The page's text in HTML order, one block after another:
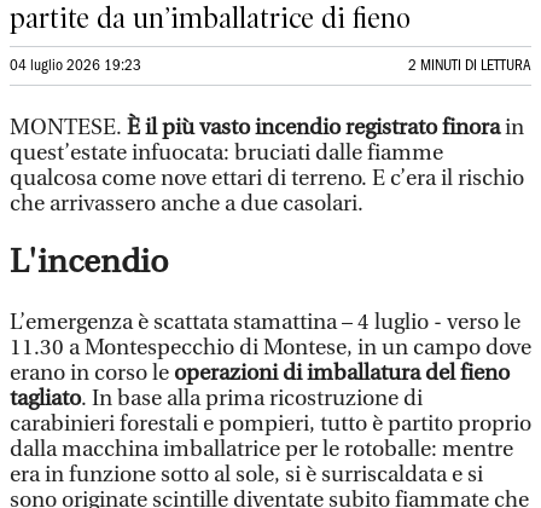
partite da un’imballatrice di fieno
04 luglio 2026 19:23 2 MINUTI DI LETTURA
MONTESE. È il più vasto incendio registrato finorain
quest’estate infuocata: bruciati dalle fiamme
qualcosa come nove ettari di terreno. E c’era il rischio
che arrivassero anche a due casolari.
L'incendio
L’emergenza è scattata stamattina – 4 luglio - verso le
11.30 a Montespecchio di Montese, in un campo dove
erano in corso le operazioni di imballatura del fieno
tagliato. In base alla prima ricostruzione di
carabinieri forestali e pompieri, tutto è partito proprio
dalla macchina imballatrice per le rotoballe: mentre
era in funzione sotto al sole, si è surriscaldata e si
sono originate scintille diventate subito fiammate che